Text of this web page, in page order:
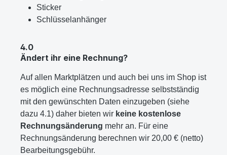
Sticker
Schlüsselanhänger
4.0
Ändert ihr eine Rechnung?
Auf allen Marktplätzen und auch bei uns im Shop ist
es möglich eine Rechnungsadresse selbstständig
mit den gewünschten Daten einzugeben (siehe
dazu 4.1) daher bieten wir keine kostenlose
Rechnungsänderung mehr an. Für eine
Rechnungsänderung berechnen wir 20,00 € (netto)
Bearbeitungsgebühr.